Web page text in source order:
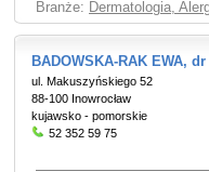
Branże: Dermatologia,
BADOWSKA-RAK EWA,
ul. Makuszyńskiego 52
88-100 Inowrocław
kujawsko - pomorskie
52 352 59 75